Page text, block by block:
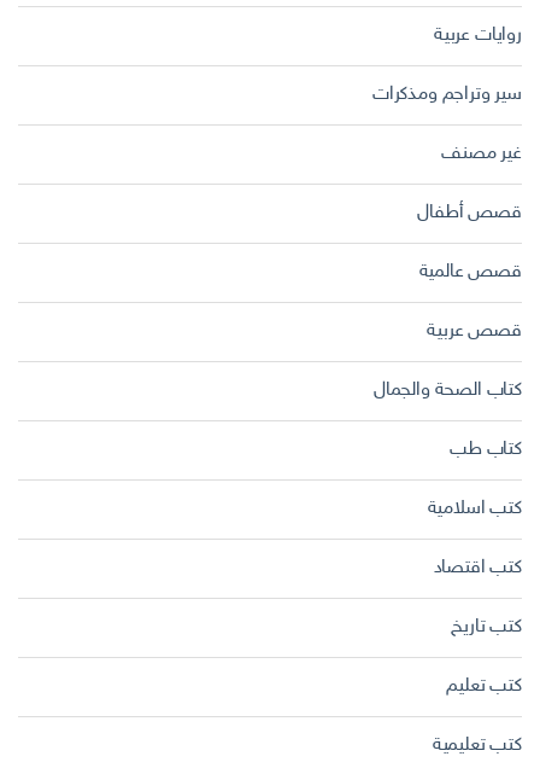
روايات عربية
سير وتراجم ومذكرات
غير مصنف
قصص أطفال
قصص عالمية
قصص عربية
كتاب الصحة والجمال
كتاب طب
كتب اسلامية
كتب اقتصاد
كتب تاريخ
كتب تعليم
كتب تعليمية